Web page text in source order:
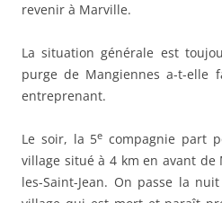
revenir à Marville.
La situation générale est
purge de Mangiennes a-t-elle
entreprenant.
Le soir, la 5e compagnie part
village situé à 4 km en avant de
les-Saint-Jean. On passe la